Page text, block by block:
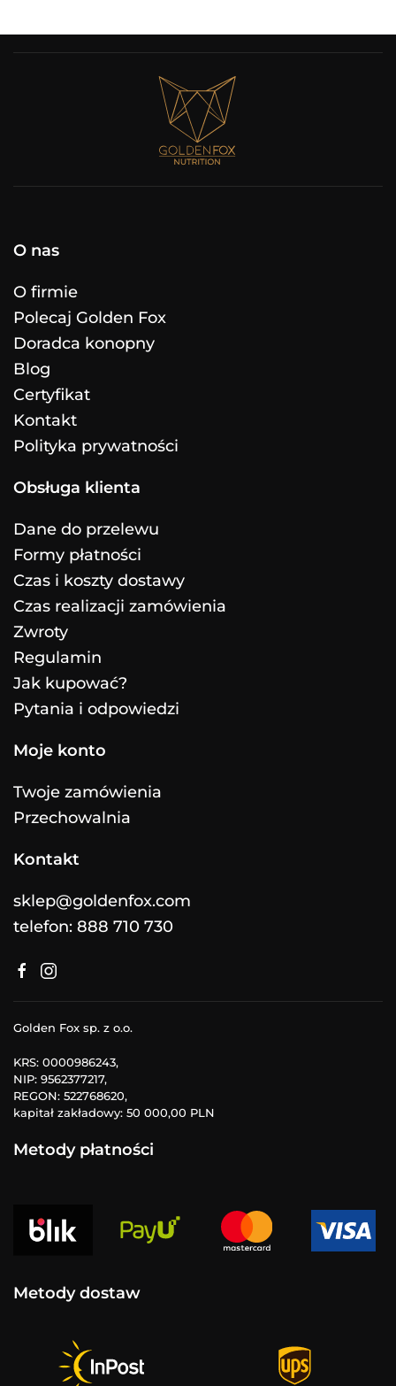
O nas
O firmie
Polecaj Golden Fox
Doradca konopny
Blog
Certyfikat
Kontakt
Polityka prywatności
Obsługa klienta
Dane do przelewu
Formy płatności
Czas i koszty dostawy
Czas realizacji zamówienia
Zwroty
Regulamin
Jak kupować?
Pytania i odpowiedzi
Moje konto
Twoje zamówienia
Przechowalnia
Kontakt
sklep@goldenfox.com
telefon: 888 710 730
Golden Fox sp. z o.o.
KRS: 0000986243,
NIP: 9562377217,
REGON: 522768620,
kapitał zakładowy: 50 000,00 PLN
Metody płatności
Metody dostaw